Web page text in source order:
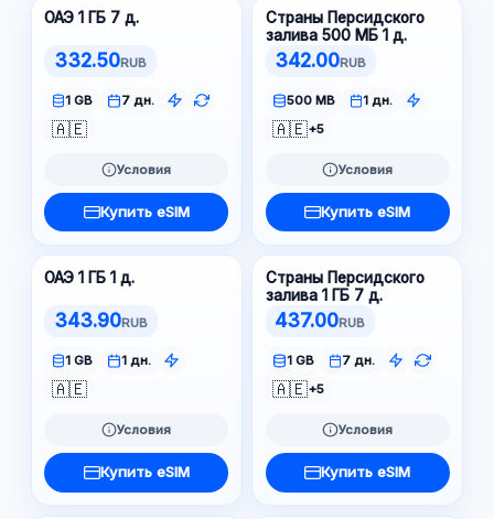
ОАЭ 1 ГБ 7 д.
332.50RUB
1 GB 7 дн.
🇦🇪
Условия
Купить eSIM
Страны Персидского
залива 500 МБ 1 д.
342.00RUB
500 MB 1 дн.
🇦🇪+5
Условия
Купить eSIM
ОАЭ 1 ГБ 1 д.
343.90RUB
1 GB 1 дн.
🇦🇪
Условия
Купить eSIM
Страны Персидского
залива 1 ГБ 7 д.
437.00RUB
1 GB 7 дн.
🇦🇪+5
Условия
Купить eSIM